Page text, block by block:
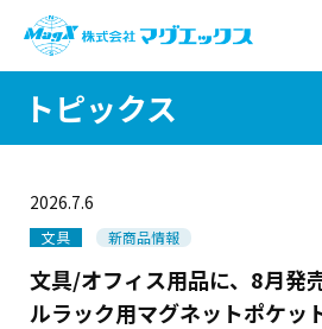
トピックス
2026.7.6
文具 新商品情報
文具/オフィス用品に、8月発
ルラック用マグネットポケッ